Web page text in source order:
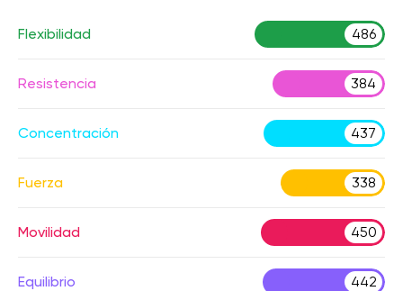
Flexibilidad 486
Resistencia 384
Concentración 437
Fuerza 338
Movilidad 450
Equilibrio 442